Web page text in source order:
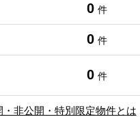
0 件
0 件
0 件
・非公開・特別限定物件とは